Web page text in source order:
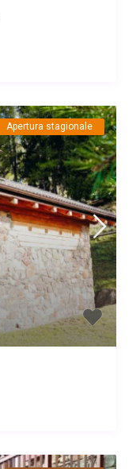
Apertura stagionale